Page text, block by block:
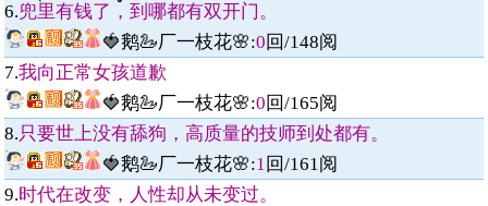
6.兜里有钱了，到哪都有双开门。
🍓鹅🦢厂一枝花🌸:0回/148阅
7.我向正常女孩道歉
🍓鹅🦢厂一枝花🌸:0回/165阅
8.只要世上没有舔狗，高质量的技师到处都有。
🍓鹅🦢厂一枝花🌸:1回/161阅
9.时代在改变，人性却从未变过。